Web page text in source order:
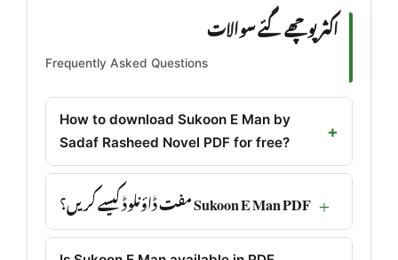
اکثر پوچھے گئے سوالات
Frequently Asked Questions
How to download Sukoon E Man by
Sadaf Rasheed Novel PDF for free?
Sukoon E Man PDF مفت ڈاؤنلوڈ کیسے کریں؟